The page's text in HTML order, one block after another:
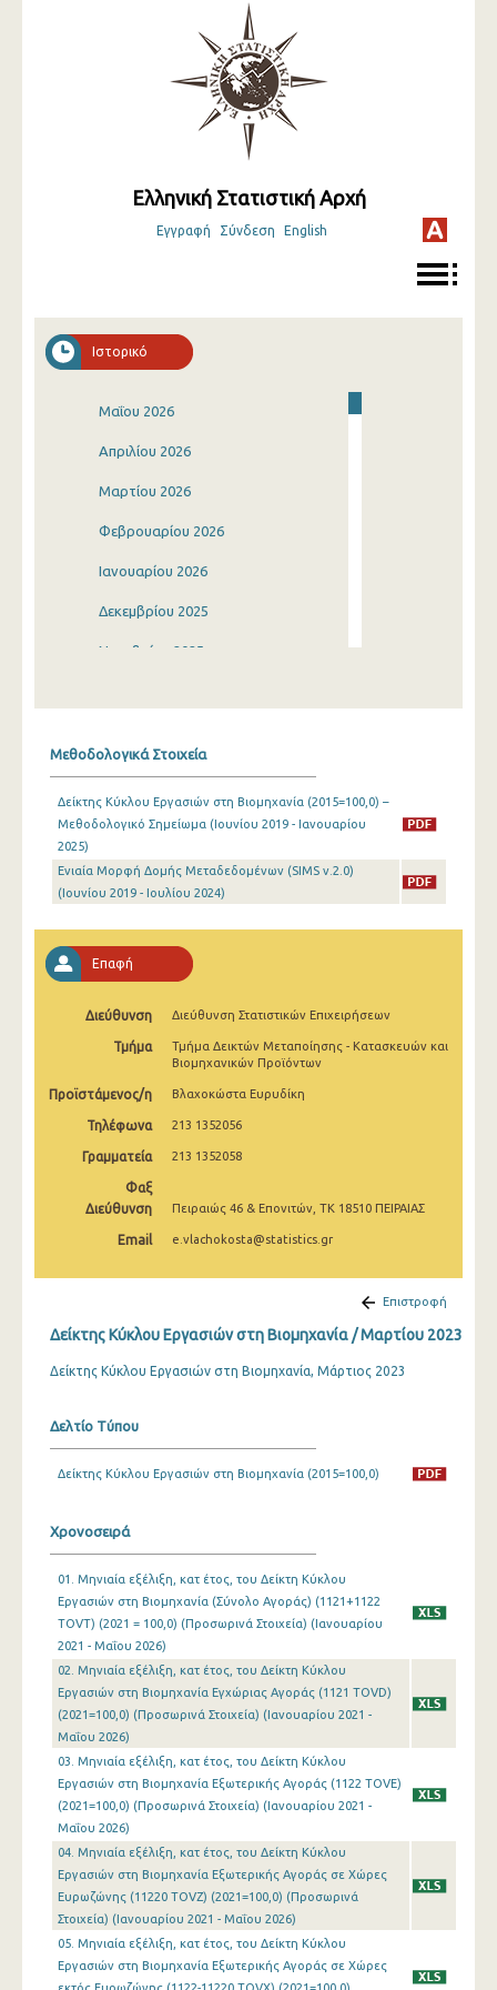
Ελληνική Στατιστική Αρχή
Εγγραφή Σύνδεση English
Ιστορικό
Μαΐου 2026
Απριλίου 2026
Μαρτίου 2026
Φεβρουαρίου 2026
Ιανουαρίου 2026
Δεκεμβρίου 2025
Νοεμβρίου 2025
Ιουλίου 2025
Μαΐου 2025
Απριλίου 2025
Μαρτίου 2025
Φεβρουαρίου 2025
Ιανουαρίου 2025
Δεκεμβρίου 2024
Νοεμβρίου 2024
Σεπτεμβρίου 2024
Ιουνίου 2024
Μαΐου 2024
Μαρτίου 2024
Ιανουαρίου 2024
Δεκεμβρίου 2023
Νοεμβρίου 2023
Οκτωβρίου 2023
Σεπτεμβρίου 2023
Αυγούστου 2023
Ιουλίου 2023
Ιουνίου 2023
Μαΐου 2023
Απριλίου 2023
Μαρτίου 2023
Φεβρουαρίου 2023
Μεθοδολογικά Στοιχεία
Δείκτης Κύκλου Εργασιών στη Βιομηχανία (2015=100,0) –
Μεθοδολογικό Σημείωμα (Ιουνίου 2019 - Ιανουαρίου
2025)
Ενιαία Μορφή Δομής Μεταδεδομένων (SIMS v.2.0)
(Ιουνίου 2019 - Ιουλίου 2024)
Επαφή
Διεύθυνση Διεύθυνση Στατιστικών Επιχειρήσεων
Τμήμα
Τμήμα Δεικτών Μεταποίησης - Κατασκευών και
Βιομηχανικών Προϊόντων
Προϊστάμενος/η Βλαχοκώστα Ευρυδίκη
Τηλέφωνα 213 1352056
Γραμματεία 213 1352058
Φαξ
Διεύθυνση
Πειραιώς 46 & Επονιτών, ΤΚ 18510 ΠΕΙΡΑΙΑΣ
Email e.vlachokosta@statistics.gr
Επιστροφή
Δείκτης Κύκλου Εργασιών στη Βιομηχανία / Μαρτίου 2023
Δείκτης Κύκλου Εργασιών στη Βιομηχανία, Μάρτιος 2023
Δελτίο Τύπου
Δείκτης Κύκλου Εργασιών στη Βιομηχανία (2015=100,0)
Χρονοσειρά
01. Μηνιαία εξέλιξη, κατ έτος, του Δείκτη Κύκλου
Εργασιών στη Βιομηχανία (Σύνολο Αγοράς) (1121+1122
TOVT) (2021 = 100,0) (Προσωρινά Στοιχεία) (Ιανουαρίου
2021 - Μαΐου 2026)
02. Μηνιαία εξέλιξη, κατ έτος, του Δείκτη Κύκλου
Εργασιών στη Βιομηχανία Εγχώριας Αγοράς (1121 TOVD)
(2021=100,0) (Προσωρινά Στοιχεία) (Ιανουαρίου 2021 -
Μαΐου 2026)
03. Μηνιαία εξέλιξη, κατ έτος, του Δείκτη Κύκλου
Εργασιών στη Βιομηχανία Εξωτερικής Αγοράς (1122 TOVE)
(2021=100,0) (Προσωρινά Στοιχεία) (Ιανουαρίου 2021 -
Μαΐου 2026)
04. Μηνιαία εξέλιξη, κατ έτος, του Δείκτη Κύκλου
Εργασιών στη Βιομηχανία Εξωτερικής Αγοράς σε Χώρες
Ευρωζώνης (11220 TOVZ) (2021=100,0) (Προσωρινά
Στοιχεία) (Ιανουαρίου 2021 - Μαΐου 2026)
05. Μηνιαία εξέλιξη, κατ έτος, του Δείκτη Κύκλου
Εργασιών στη Βιομηχανία Εξωτερικής Αγοράς σε Χώρες